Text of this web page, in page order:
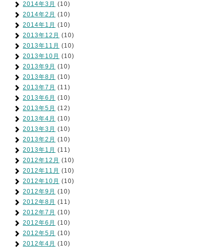
2014年3月 (10)
2014年2月 (10)
2014年1月 (10)
2013年12月 (10)
2013年11月 (10)
2013年10月 (10)
2013年9月 (10)
2013年8月 (10)
2013年7月 (11)
2013年6月 (10)
2013年5月 (12)
2013年4月 (10)
2013年3月 (10)
2013年2月 (10)
2013年1月 (11)
2012年12月 (10)
2012年11月 (10)
2012年10月 (10)
2012年9月 (10)
2012年8月 (11)
2012年7月 (10)
2012年6月 (10)
2012年5月 (10)
2012年4月 (10)